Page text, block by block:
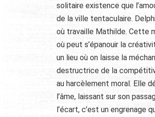
solitaire existence que
de la ville tentaculaire.
où travaille Mathilde. Cette
où peut s’épanouir la
un lieu où on laisse la
destructrice de la
au harcèlement moral. Elle
l’âme, laissant sur son
l’écart, c’est un engrenage